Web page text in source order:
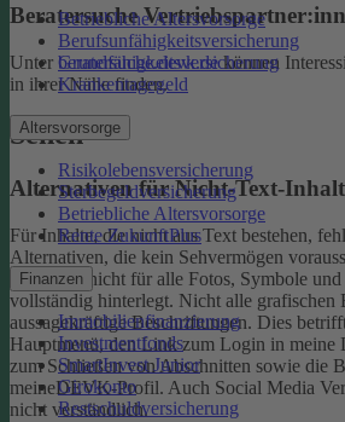
Betriebliche Altersvorsorge
Berufsunfähigkeitsversicherung
Grundfähigkeitsversicherung
Krankentagegeld
Altersvorsorge
Risikolebensversicherung
Sterbegeldversicherung
Betriebliche Altersvorsorge
Rente ZukunftPlus
Finanzen
Immobilienfinanzierung
Investmentfonds
SmartInvest Junior
Girokonto
Restschuldversicherung
Beratersuche
Unter beratersuche.devk.dekönnen
in ihrer Nähe finden.
Sehen
Alternativen für Nicht-Text-
Für Inhalte, die nicht aus Text bestehen,
Alternativen, die kein Sehvermögen
sind noch nicht für alle Fotos, Symbole
vollständig hinterlegt. Nicht alle grafischen
aussagekräftige Beschriftungen. Dies
Hauptmenü, den Link zum Login in
zum Schließen von Abschnitten sowie die
meineDEVK-Profil. Auch Social Media
nicht verständlich.